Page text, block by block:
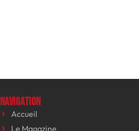
Navigation
Accueil
Le Magazine